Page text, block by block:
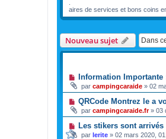
aires de services et bons coins
Nouveau sujet
Information Importante
par campingcaraide » 02
QRCode Montrez le a
par campingcaraide.fr» 03
Les stikers sont arrivés
par lerite » 02 mars 2020,